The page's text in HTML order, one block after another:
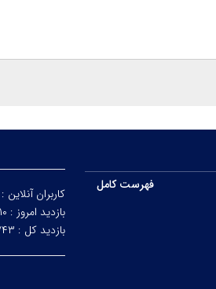
فهرست کامل
کاربران آنلاین :
بازدید امروز :
بازدید کل :